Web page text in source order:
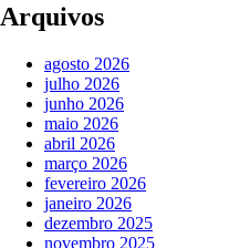
Arquivos
agosto 2026
julho 2026
junho 2026
maio 2026
abril 2026
março 2026
fevereiro 2026
janeiro 2026
dezembro 2025
novembro 2025